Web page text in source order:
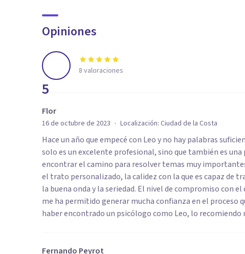
Opiniones
5
8 valoraciones
Flor
16 de octubre de 2023 · Localización: Ciudad de la Costa
Hace un año que empecé con Leo y no hay palabras
solo es un excelente profesional, sino que también es
encontrar el camino para resolver temas muy
el trato personalizado, la calidez con la que es capaz de
la buena onda y la seriedad. El nivel de compromiso con
me ha permitido generar mucha confianza en el proceso
haber encontrado un psicólogo como Leo, lo recomiendo
Fernando Peyrot